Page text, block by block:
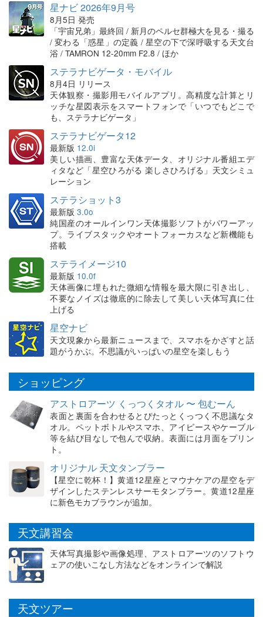
星ナビ 2026年9月号
8月5日 発売
「宇宙兄弟」最終回 / 新月のペルセ群極大を見る・撮る
/ 変わる「惑星」の定義 / 星空の下で深呼吸する天文台
浴 / TAMRON 12-20mm F2.8 / ほか
ステラナビゲータ・モバイル
8月4日 リリース
天体観察・撮影用モバイルアプリ。高精度な計算とリ
ッチな星図表示をスマートフォンで「いつでもどこで
も、ステラナビゲータ」
ステラナビゲータ12
最新版 12.0i
美しい描画、豊富な天体データ、オリジナル番組エデ
ィタなど「星空ひろがる 楽しさひろげる」天文シミュ
レーション
ステラショット3
最新版 3.0o
純国産のオールインワン天体撮影ソフトがパワーアッ
プ。ライブスタックやオートフォーカスなど新機能も
搭載
ステライメージ10
最新版 10.0f
天体画像に埋もれた微細な情報を最大限に引き出し、
不要なノイズは徹底的に除去して美しい天体写真に仕
上げる
星空ナビ
天文現象から最新ニュースまで、スマホをかざすと話
題がうかぶ。不思議がいっぱいの星空を楽しもう
ショッピング
アストロアーツ くっつくタオル 〜 包むーん
表面と裏面を合わせるとぴたっとくっつく不思議なタ
オル。ペットボトルやスマホ、アイピースやケーブル
等を結び目なしで包んで収納。表面には月面をプリン
ト。
オリジナル 天文タンブラー
【星空に乾杯！】黄道12星座とマウナケアの星空をデ
ザインしたステンレスサーモタンブラー。黄道12星座
に新色モカブラウンが追加。
天文講習会
天体写真撮影や画像処理、アストロアーツのソフトウ
ェアの使いこなし方法などをオンラインで解説
天文ツアー